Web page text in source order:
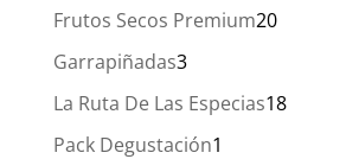
productos
Frutos Secos Premium2020
Garrapiñadas33
productos
La Ruta De Las Especias1818
Pack Degustación1